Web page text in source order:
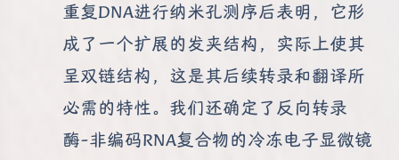
重复DNA进行纳米孔测序后表明，它形
成了一个扩展的发夹结构，实际上使其
呈双链结构，这是其后续转录和翻译所
必需的特性。我们还确定了反向转录
酶-非编码RNA复合物的冷冻电子显微镜